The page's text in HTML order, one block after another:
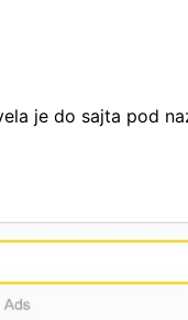
je do sajta pod